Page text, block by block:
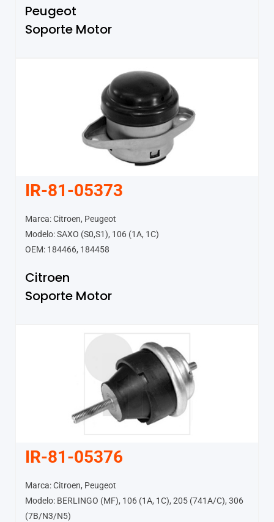
Peugeot
Soporte Motor
IR-81-05373
Marca: Citroen, Peugeot
Modelo: SAXO (S0,S1), 106 (1A, 1C)
OEM: 184466, 184458
Citroen
Soporte Motor
IR-81-05376
Marca: Citroen, Peugeot
Modelo: BERLINGO (MF), 106 (1A, 1C), 205 (741A/C), 306
(7B/N3/N5)